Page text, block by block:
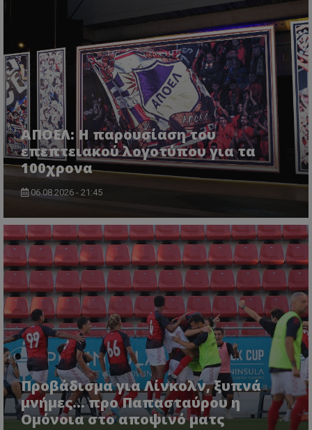
ΑΠΟΕΛ: Η παρουσίαση του
επεπτειακού λογοτύπου για τα
100χρονα
06.08.2026 - 21:45
Προβάδισμα για Λίνκολν, ξυπνά
μνήμες... προ Παπασταύρου η
Ομόνοια στο αποψινό ματς